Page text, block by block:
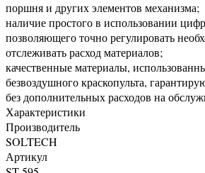
поршня и других элементов механизма;
наличие простого в использовании
позволяющего точно регулировать
отслеживать расход материалов;
качественные материалы,
безвоздушного краскопульта,
без дополнительных расходов на
Характеристики
Производитель
SOLTECH
Артикул